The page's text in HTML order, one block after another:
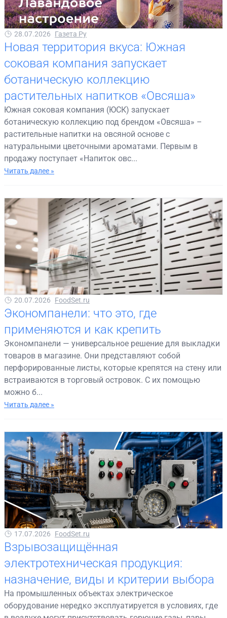
28.07.2026 Газета Ру
Новая территория вкуса: Южная
соковая компания запускает
ботаническую коллекцию
растительных напитков «Овсяша»
Южная соковая компания (ЮСК) запускает
ботаническую коллекцию под брендом «Овсяша» –
растительные напитки на овсяной основе с
натуральными цветочными ароматами. Первым в
продажу поступает «Напиток овс...
Читать далее »
20.07.2026 FoodSet.ru
Экономпанели: что это, где
применяются и как крепить
Экономпанели — универсальное решение для выкладки
товаров в магазине. Они представляют собой
перфорированные листы, которые крепятся на стену или
встраиваются в торговый островок. С их помощью
можно б...
Читать далее »
17.07.2026 FoodSet.ru
Взрывозащищённая
электротехническая продукция:
назначение, виды и критерии выбора
На промышленных объектах электрическое
оборудование нередко эксплуатируется в условиях, где